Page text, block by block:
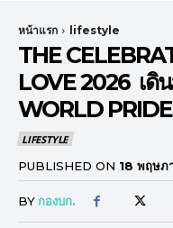
หน้าแรก lifestyle
THE
LOVE 2026 เดิ
WORLD
LIFESTYLE
PUBLISHED ON 18 พฤษ
BY กองบก.